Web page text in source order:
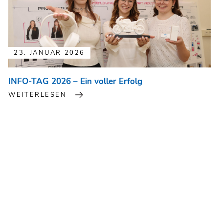
23. JANUAR 2026
INFO-TAG 2026 – Ein voller Erfolg
WEITERLESEN